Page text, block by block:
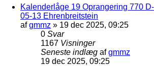
Kalenderlåge 19 Oprangering 770
05-13 Ehrenbreitstein
afgmmz » 19 dec 2025, 09:25
0 Svar
1167 Visninger
Seneste indlæg afgmmz
19 dec 2025, 09:25